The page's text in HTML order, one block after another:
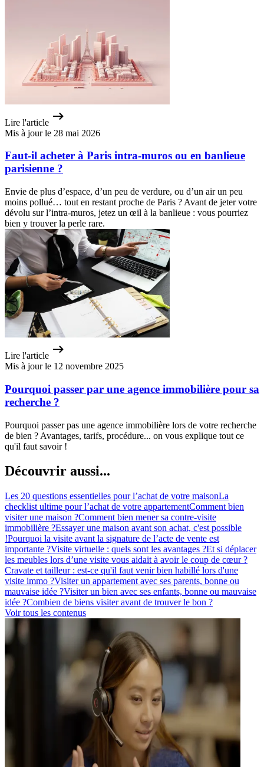
Lire l'article
Mis à jour le 28 mai 2026
Faut-il acheter à Paris intra-muros ou en banlieue
parisienne ?
Envie de plus d’espace, d’un peu de verdure, ou d’un air un peu
moins pollué… tout en restant proche de Paris ? Avant de jeter votre
dévolu sur l’intra-muros, jetez un œil à la banlieue : vous pourriez
bien y trouver la perle rare.
Lire l'article
Mis à jour le 12 novembre 2025
Pourquoi passer par une agence immobilière pour sa
recherche ?
Pourquoi passer pas une agence immobilière lors de votre recherche
de bien ? Avantages, tarifs, procédure... on vous explique tout ce
qu'il faut savoir !
Découvrir aussi...
Les 20 questions essentielles pour l’achat de votre maisonLa
checklist ultime pour l’achat de votre appartementComment bien
visiter une maison ?Comment bien mener sa contre-visite
immobilière ?Essayer une maison avant son achat, c'est possible
!Pourquoi la visite avant la signature de l’acte de vente est
importante ?Visite virtuelle : quels sont les avantages ?Et si déplacer
les meubles lors d’une visite vous aidait à avoir le coup de cœur ?
Cravate et tailleur : est-ce qu'il faut venir bien habillé lors d'une
visite immo ?Visiter un appartement avec ses parents, bonne ou
mauvaise idée ?Visiter un bien avec ses enfants, bonne ou mauvaise
idée ?Combien de biens visiter avant de trouver le bon ?
Voir tous les contenus